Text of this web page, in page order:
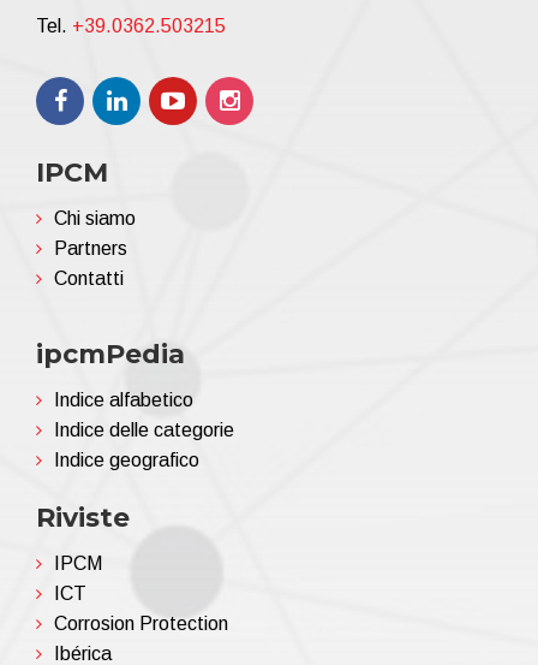
Tel. +39.0362.503215
IPCM
Chi siamo
Partners
Contatti
ipcmPedia
Indice alfabetico
Indice delle categorie
Indice geografico
Riviste
IPCM
ICT
Corrosion Protection
Ibérica